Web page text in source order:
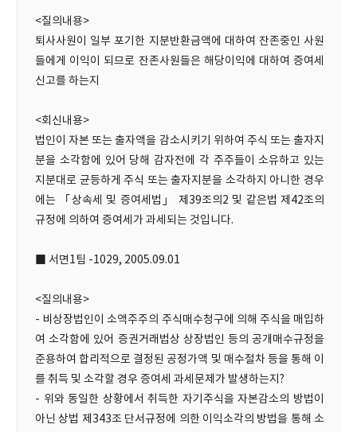
<질의내용>
퇴사사원이 일부 포기한 지분반환금액에 대하여 잔존중인 사원
들에게 이익이 되므로 잔존사원들은 해당이익에 대하여 증여세
신고를 하는지
<회신내용>
법인이 자본 또는 출자액을 감소시키기 위하여 주식 또는 출자지
분을 소각함에 있어 당해 감자전에 각 주주들이 소유하고 있는
지분대로 균등하게 주식 또는 출자지분을 소각하지 아니한 경우
에는 「상속세 및 증여세법」 제39조의2 및 같은법 제42조의
규정에 의하여 증여세가 과세되는 것입니다.
■ 서면1팀 -1029, 2005.09.01
<질의내용>
- 비상장법인이 소액주주의 주식매수청구에 의해 주식을 매입하
여 소각함에 있어 증권거래법상 상장법인 등의 공개매수규정을
준용하여 합리적으로 결정된 공정가액 및 매수절차 등을 통해 이
를 취득 및 소각할 경우 증여세 과세문제가 발생하는지?
- 위와 동일한 상황에서 취득한 자기주식을 자본감소의 방법이
아닌 상법 제343조 단서규정에 의한 이익소각의 방법을 통해 소